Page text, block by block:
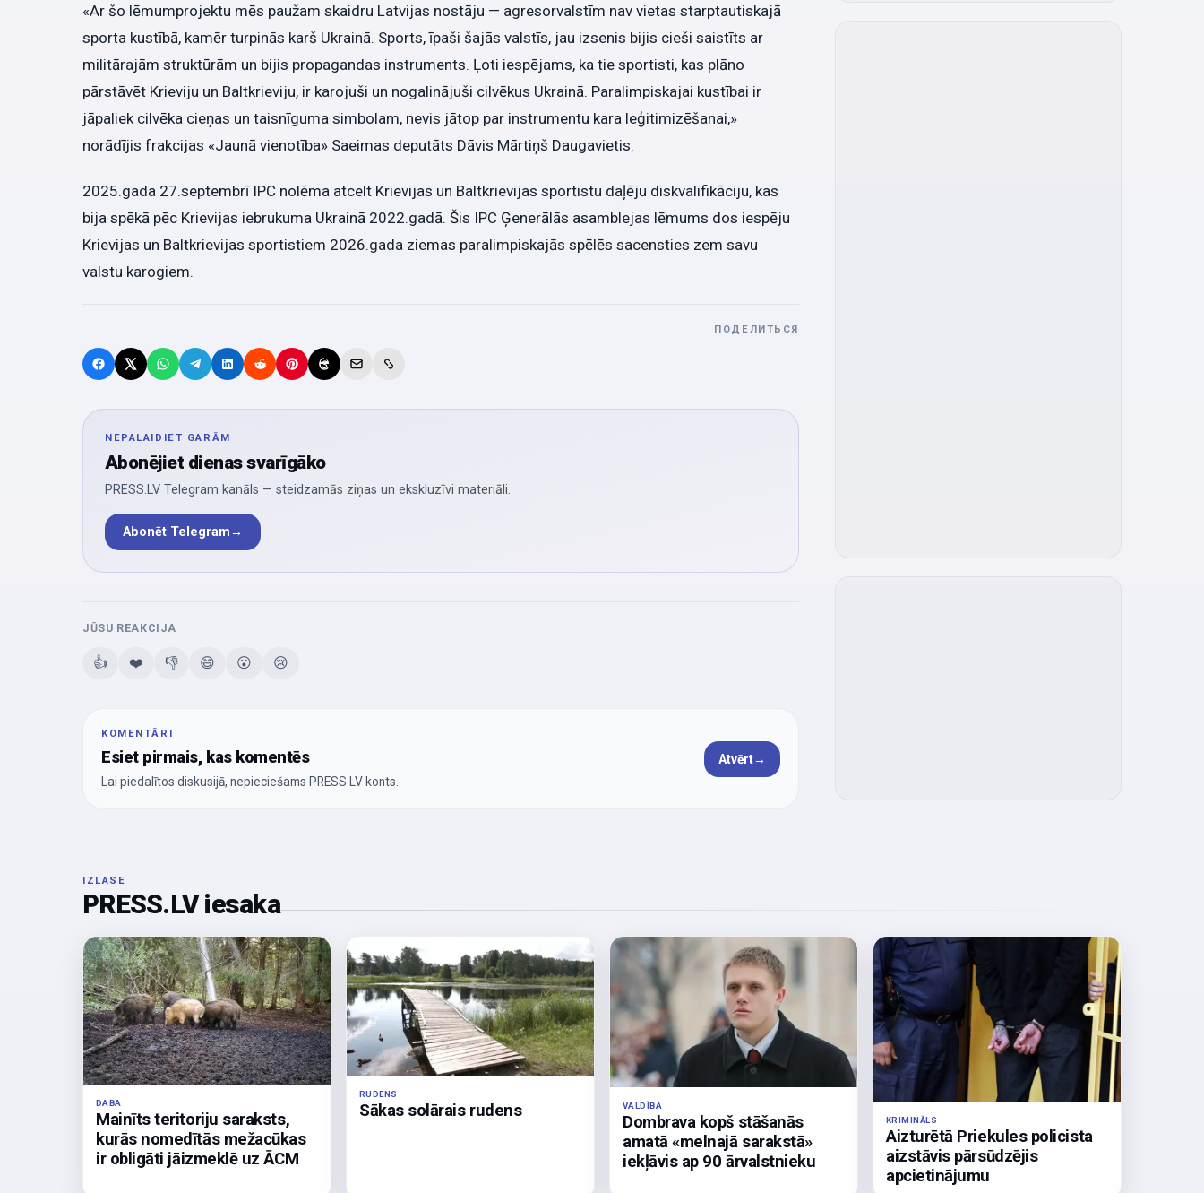
«Ar šo lēmumprojektu mēs paužam skaidru Latvijas nostāju — agresorvalstīm nav vietas starptautiskajā
sporta kustībā, kamēr turpinās karš Ukrainā. Sports, īpaši šajās valstīs, jau izsenis bijis cieši saistīts ar
militārajām struktūrām un bijis propagandas instruments. Ļoti iespējams, ka tie sportisti, kas plāno
pārstāvēt Krieviju un Baltkrieviju, ir karojuši un nogalinājuši cilvēkus Ukrainā. Paralimpiskajai kustībai ir
jāpaliek cilvēka cieņas un taisnīguma simbolam, nevis jātop par instrumentu kara leģitimizēšanai,»
norādījis frakcijas «Jaunā vienotība» Saeimas deputāts Dāvis Mārtiņš Daugavietis.
2025.gada 27.septembrī IPC nolēma atcelt Krievijas un Baltkrievijas sportistu daļēju diskvalifikāciju, kas
bija spēkā pēc Krievijas iebrukuma Ukrainā 2022.gadā. Šis IPC Ģenerālās asamblejas lēmums dos iespēju
Krievijas un Baltkrievijas sportistiem 2026.gada ziemas paralimpiskajās spēlēs sacensties zem savu
valstu karogiem.
ПОДЕЛИТЬСЯ
NEPALAIDIET GARĀM
Abonējiet dienas svarīgāko
PRESS.LV Telegram kanāls — steidzamās ziņas un ekskluzīvi materiāli.
Abonēt Telegram→
JŪSU REAKCIJA
👍 ❤️ 👎 😄 😮 😢
KOMENTĀRI
Esiet pirmais, kas komentēs
Lai piedalītos diskusijā, nepieciešams PRESS.LV konts.
Atvērt→
IZLASE
PRESS.LV iesaka
DABA
Mainīts teritoriju saraksts,
kurās nomedītās mežacūkas
ir obligāti jāizmeklē uz ĀCM
RUDENS
Sākas solārais rudens VALDĪBA
Dombrava kopš stāšanās
amatā «melnajā sarakstā»
iekļāvis ap 90 ārvalstnieku
KRIMINĀLS
Aizturētā Priekules policista
aizstāvis pārsūdzējis
apcietinājumu